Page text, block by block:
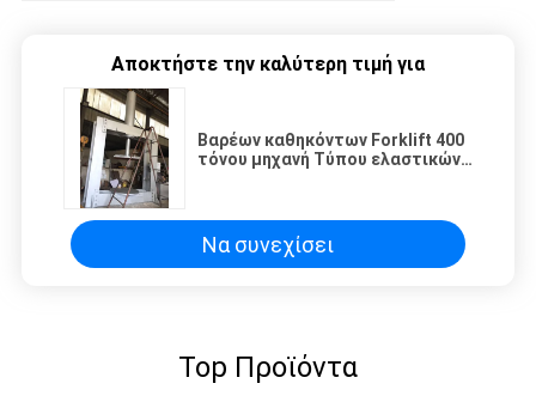
Αποκτήστε την καλύτερη τιμή για
Βαρέων καθηκόντων Forklift 400
τόνου μηχανή Τύπου ελαστικών
Να συνεχίσει
Top Προϊόντα